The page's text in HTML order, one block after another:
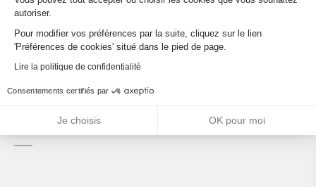
Leaflet OpenStreetMap
autoriser.
Pour modifier vos préférences par la suite, cliquez sur le lien
'Préférences de cookies' situé dans le pied de page.
Lire la politique de confidentialité
Consentements certifiés par
Je choisis OK pour moi